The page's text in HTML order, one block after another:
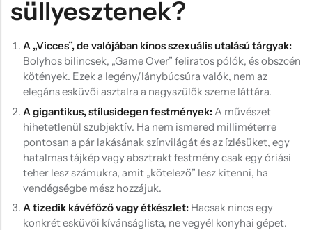
süllyesztenek?
A „Vicces”, de valójában kínos szexuális utalású tárgyak:
Bolyhos bilincsek, „Game Over” feliratos pólók, és obszcén
kötények. Ezek a legény/lánybúcsúra valók, nem az
elegáns esküvői asztalra a nagyszülők szeme láttára.
A gigantikus, stílusidegen festmények: A művészet
hihetetlenül szubjektív. Ha nem ismered milliméterre
pontosan a pár lakásának színvilágát és az ízlésüket, egy
hatalmas tájkép vagy absztrakt festmény csak egy óriási
teher lesz számukra, amit „kötelező” lesz kitenni, ha
vendégségbe mész hozzájuk.
A tizedik kávéfőző vagy étkészlet: Hacsak nincs egy
konkrét esküvői kívánságlista, ne vegyél konyhai gépet.